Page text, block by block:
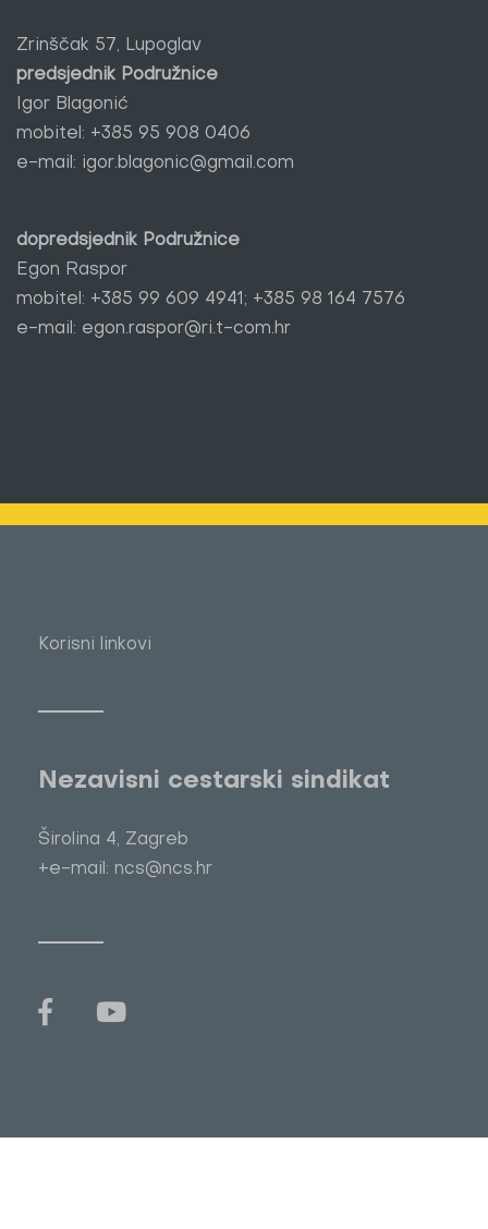
Zrinščak 57, Lupoglav
predsjednik Podružnice
Igor Blagonić
mobitel: +385 95 908 0406
e-mail: igor.blagonic@gmail.com
dopredsjednik Podružnice
Egon Raspor
mobitel: +385 99 609 4941; +385 98 164 7576
e-mail: egon.raspor@ri.t-com.hr
Korisni linkovi
Nezavisni cestarski sindikat
Širolina 4, Zagreb
+e-mail: ncs@ncs.hr